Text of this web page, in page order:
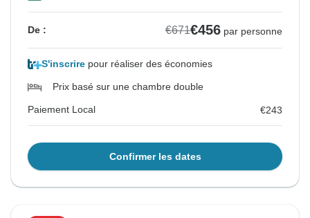
De : €671€456 par personne
S'inscrire pour réaliser des économies
Prix basé sur une chambre double
Paiement Local €243
Confirmer les dates